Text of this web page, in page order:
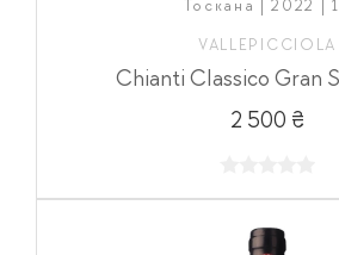
Тоскана | 2022 |
VALLEPICCIOLA
Chianti Classico Gran
2 500 ₴